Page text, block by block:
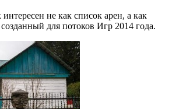
не как список арен, а как
для потоков Игр 2014 года.